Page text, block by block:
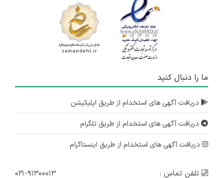
ما را دنبال کنید
دریافت آگهی های استخدام از طریق اپلیکیشن
دریافت آگهی های استخدام از طریق تلگرام
دریافت آگهی های استخدام از طریق اینستاگرام
تلفن تماس : ۰۲۱-۹۱۳۰۰۰۱۳